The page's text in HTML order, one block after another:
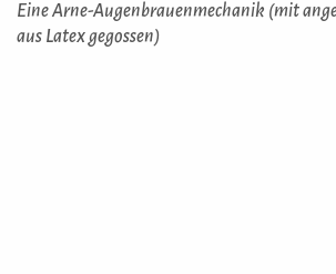
Eine Arne-Augenbrauenmechanik (mit
aus Latex gegossen)